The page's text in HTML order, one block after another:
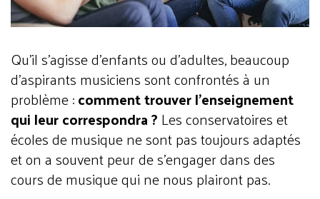
Qu’il s’agisse d’enfants ou d’adultes, beaucoup
d’aspirants musiciens sont confrontés à un
problème :comment trouver l’enseignement
qui leur correspondra ?Les conservatoires et
écoles de musique ne sont pas toujours adaptés
et on a souvent peur de s’engager dans des
cours de musique qui ne nous plairont pas.